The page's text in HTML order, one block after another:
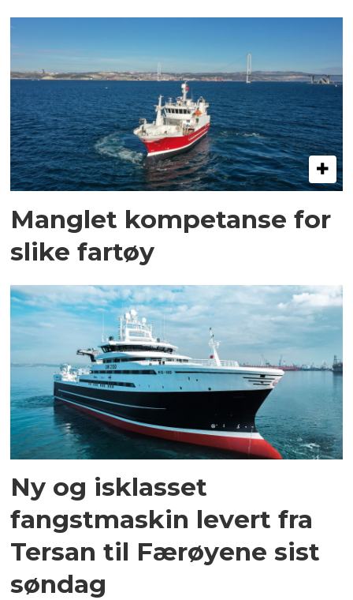
Manglet kompetanse for
slike fartøy
Ny og isklasset
fangstmaskin levert fra
Tersan til Færøyene sist
søndag